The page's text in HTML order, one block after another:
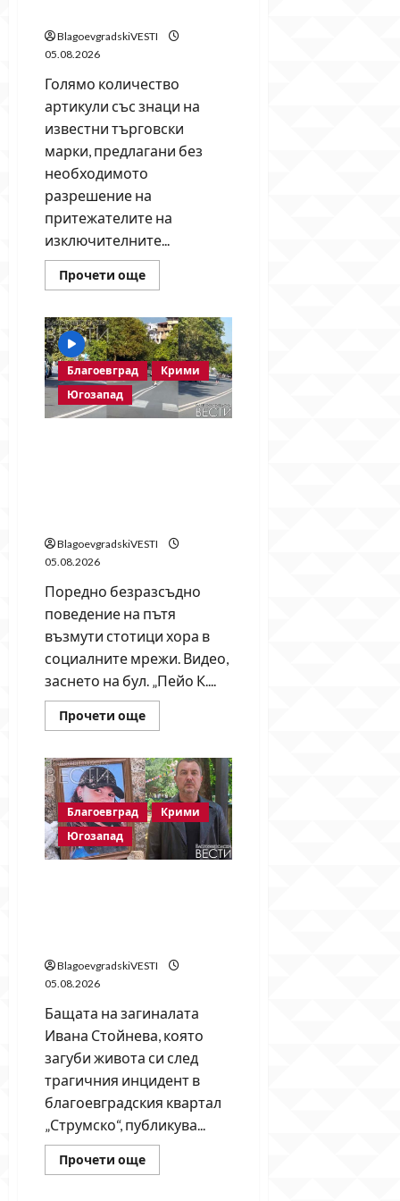
BlagoevgradskiVESTI
05.08.2026
Голямо количество
артикули със знаци на
известни търговски
марки, предлагани без
необходимото
разрешение на
притежателите на
изключителните...
Прочети ощеRead
more
на
известни
марки
иззеха
при
полицейска
акция
в
Благоевград
Крими
Югозапад
BlagoevgradskiVESTI
05.08.2026
Поредно безразсъдно
поведение на пътя
възмути стотици хора в
социалните мрежи. Видео,
заснето на бул. „Пейо К....
Прочети ощеRead
more
в
Благоевград!
Две
деца
с
тротинетки
летят
в
насрещното
Благоевград
Крими
Югозапад
BlagoevgradskiVESTI
05.08.2026
Бащата на загиналата
Ивана Стойнева, която
загуби живота си след
трагичния инцидент в
благоевградския квартал
„Струмско“, публикува...
Прочети ощеRead
more